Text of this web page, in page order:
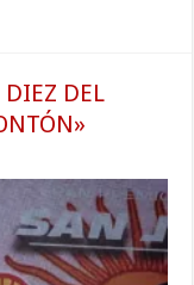
DIEZ DEL